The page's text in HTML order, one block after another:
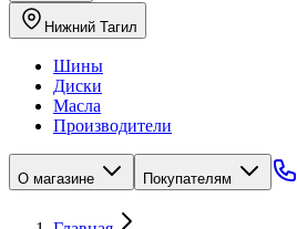
Нижний Тагил
Шины
Диски
Масла
Производители
О магазине Покупателям